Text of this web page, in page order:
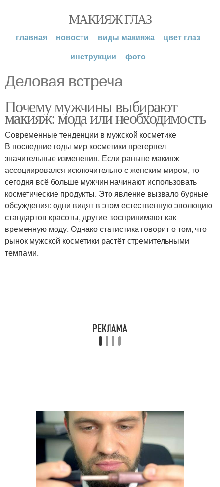
МАКИЯЖ ГЛАЗ
главная новости виды макияжа
цвет глаз
инструкции
фото
Деловая встреча
Почему мужчины выбирают
макияж: мода или необходимость
Современные тенденции в мужской косметике
В последние годы мир косметики претерпел
значительные изменения. Если раньше макияж
ассоциировался исключительно с женским миром, то
сегодня всё больше мужчин начинают использовать
косметические продукты. Это явление вызвало бурные
обсуждения: одни видят в этом естественную эволюцию
стандартов красоты, другие воспринимают как
временную моду. Однако статистика говорит о том, что
рынок мужской косметики растёт стремительными
темпами.